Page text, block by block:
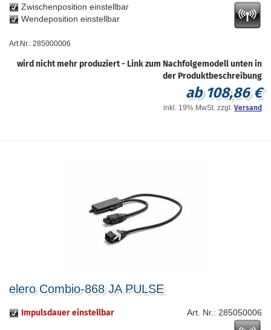
Zwischenposition einstellbar
Wendeposition einstellbar
Art.Nr.: 285000006
wird nicht mehr produziert - Link zum Nachfolgemodell unten in
der Produktbeschreibung
ab 108,86 €
inkl. 19% MwSt. zzgl. Versand
elero Combio-868 JA PULSE
Impulsdauer einstellbar Art. Nr.: 285050006